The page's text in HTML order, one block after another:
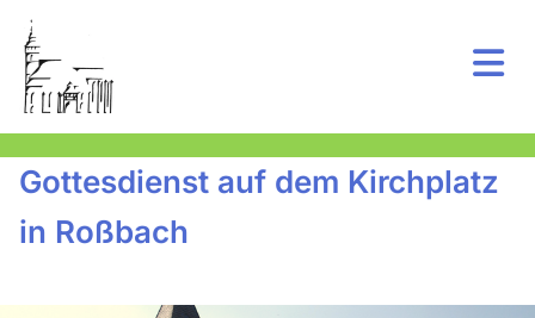
Gottesdienst auf dem Kirchplatz
in Roßbach